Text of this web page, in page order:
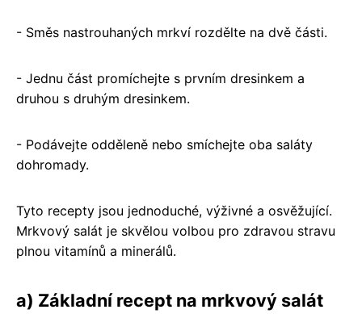
- Směs nastrouhaných mrkví rozdělte na dvě části.
- Jednu část promíchejte s prvním dresinkem a
druhou s druhým dresinkem.
- Podávejte odděleně nebo smíchejte oba saláty
dohromady.
Tyto recepty jsou jednoduché, výživné a osvěžující.
Mrkvový salát je skvělou volbou pro zdravou stravu
plnou vitamínů a minerálů.
a) Základní recept na mrkvový salát